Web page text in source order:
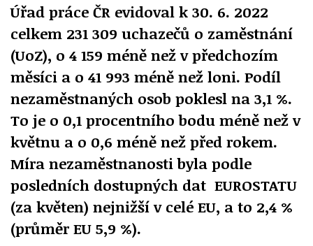
Úřad práce ČR evidoval k 30. 6. 2022
celkem 231 309 uchazečů o zaměstnání
(UoZ), o 4 159 méně než v předchozím
měsíci a o 41 993 méně než loni. Podíl
nezaměstnaných osob poklesl na 3,1 %.
To je o 0,1 procentního bodu méně než v
květnu a o 0,6 méně než před rokem.
Míra nezaměstnanosti byla podle
posledních dostupných dat EUROSTATU
(za květen) nejnižší v celé EU, a to 2,4 %
(průměr EU 5,9 %).